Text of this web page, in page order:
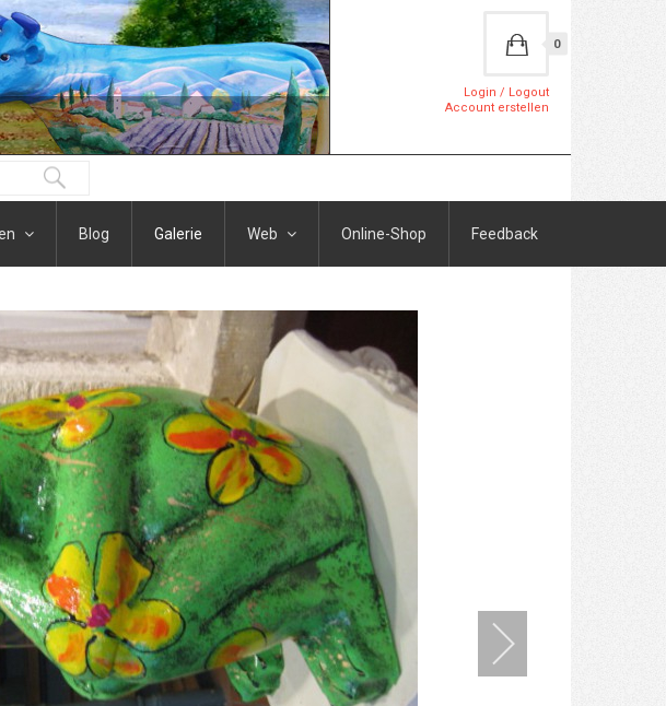
0
Login / Logout
Account erstellen
Blog Galerie Web Online-Shop Feedback